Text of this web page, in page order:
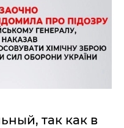
так как в